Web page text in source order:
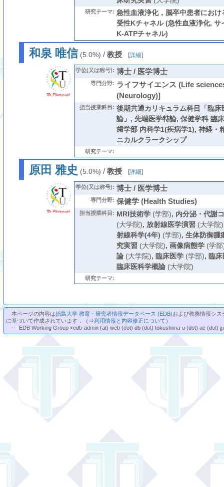
研究テーマ: 急性血液浄化，脳卒中患者にお
受性Kチャネル (急性血液浄化,
K-ATPチャネル)
和泉 唯信 (5.0%) / 教授 [詳細]
学位(又は称号): 博士 / 医学博士
専門分野: ライフサイエンス (Life
(Neurology)]
担当授業科目: 後期共通カリキュラム科目「臨
論」 , 先端医学特論, 保健学科 臨
歯学部 内科学1(疾病学1), 神経・
ニカルクラークシップ
研究テーマ:
原田 雅史 (5.0%) / 教授 [詳細]
学位(又は称号): 博士 / 医学博士
専門分野: 保健学 (Health Studies)
担当授業科目: MRI技術学(学部), 内分泌・代謝
(大学院), 放射線医学演習(大学院)
射線科学(4年) (学部), 生体防御腫
究実習(大学院), 画像病態学(学部
論(大学院), 臨床医学(学部), 臨
臨床医科学概論(大学院)
研究テーマ:
本ページの内容は徳島大学 教育・研究者情報データベース (EDB)および教務情報シ
に基づいて作成されています．（⇒利用情報と内容修正について ）
--- EDB Working Group <edb-admin (at) web (dot) db (dot) tokushima-u (dot) ac (dot)